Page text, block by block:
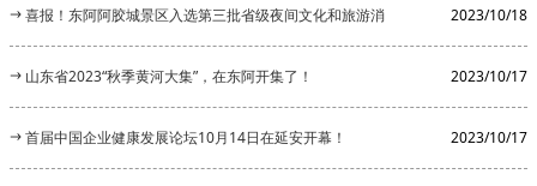
长的公告
喜报！东阿阿胶城景区入选第三批省级夜间文化和旅游消
费集聚区
2023/10/18
山东省2023“秋季黄河大集”，在东阿开集了！ 2023/10/17
首届中国企业健康发展论坛10月14日在延安开幕！ 2023/10/17